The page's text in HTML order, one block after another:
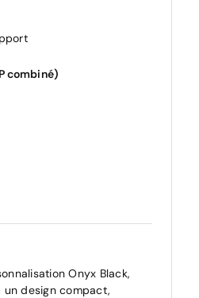
combiné)
Onyx Black,
un design compact,